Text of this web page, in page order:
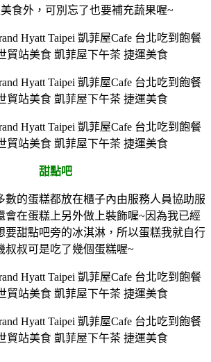
食外，可別忘了也要補充蔬果喔~
甜點吧
數的蛋糕都放在櫃子內由服務人員協助服
會在蛋糕上另外做上裝飾喔~因為我已經
要甜點吧旁的冰淇淋，所以蛋糕我就自行
叔叔可是吃了幾個蛋糕喔~